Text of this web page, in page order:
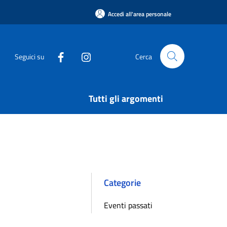
Accedi all'area personale
Seguici su Cerca
Tutti gli argomenti
Categorie
Eventi passati